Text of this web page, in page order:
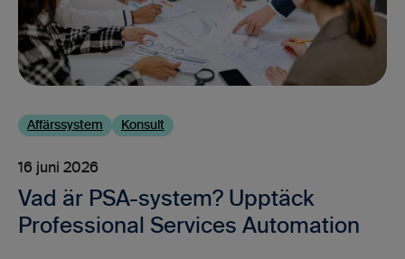
Affärssystem Konsult
16 juni 2026
Vad är PSA-system? Upptäck
Professional Services Automation